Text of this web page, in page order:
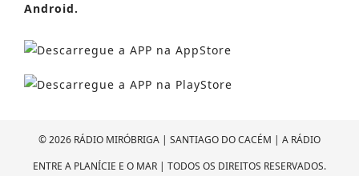
Android.
© 2026 RÁDIO MIRÓBRIGA | SANTIAGO DO CACÉM | A RÁDIO
ENTRE A PLANÍCIE E O MAR | TODOS OS DIREITOS RESERVADOS.